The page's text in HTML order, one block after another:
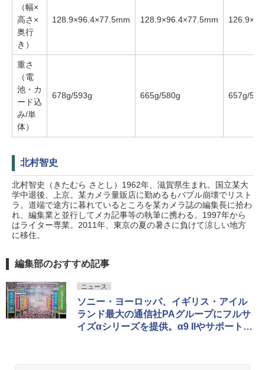
（幅×
高さ×
奥行
き）
128.9×96.4×77.5mm 128.9×96.4×77.5mm
重さ
（電
池・カ
ード込
み/単
体）
678g/593g 665g/580g 657g/
北村智史
北村智史（きたむら さとし）1962年、滋賀県生まれ。国立某大
学中退後、上京。某カメラ量販店に勤めるもバブル崩壊でリスト
ラ。道端で途方に暮れているところを某カメラ誌の編集長に拾わ
れ、編集業と並行してメカ記事等の執筆に携わる。1997年から
はライター専業。2011年、東京の夏の暑さに負けて涼しい地方
に移住。
編集部のおすすめ記事
ニュース
ソニー・ヨーロッパ、イギリス・アイル
ランド最大の通信社PAグループにフルサ
イズαシリーズを提供。α9 IIやサポートの